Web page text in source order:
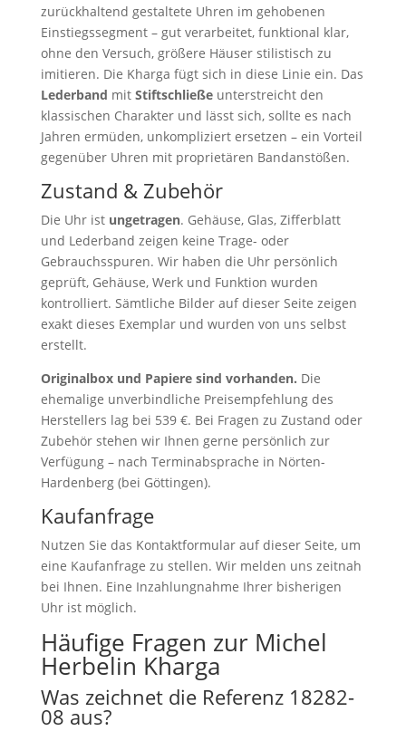
zurückhaltend gestaltete Uhren im gehobenen
Einstiegssegment – gut verarbeitet, funktional klar,
ohne den Versuch, größere Häuser stilistisch zu
imitieren. Die Kharga fügt sich in diese Linie ein. Das
Lederband mit Stiftschließeunterstreicht den
klassischen Charakter und lässt sich, sollte es nach
Jahren ermüden, unkompliziert ersetzen – ein Vorteil
gegenüber Uhren mit proprietären Bandanstößen.
Zustand & Zubehör
Die Uhr ist ungetragen. Gehäuse, Glas, Zifferblatt
und Lederband zeigen keine Trage- oder
Gebrauchsspuren. Wir haben die Uhr persönlich
geprüft, Gehäuse, Werk und Funktion wurden
kontrolliert. Sämtliche Bilder auf dieser Seite zeigen
exakt dieses Exemplar und wurden von uns selbst
erstellt.
Originalbox und Papiere sind vorhanden. Die
ehemalige unverbindliche Preisempfehlung des
Herstellers lag bei 539 €. Bei Fragen zu Zustand oder
Zubehör stehen wir Ihnen gerne persönlich zur
Verfügung – nach Terminabsprache in Nörten-
Hardenberg (bei Göttingen).
Kaufanfrage
Nutzen Sie das Kontaktformular auf dieser Seite, um
eine Kaufanfrage zu stellen. Wir melden uns zeitnah
bei Ihnen. Eine Inzahlungnahme Ihrer bisherigen
Uhr ist möglich.
Häufige Fragen zur Michel
Herbelin Kharga
Was zeichnet die Referenz 18282-
08 aus?